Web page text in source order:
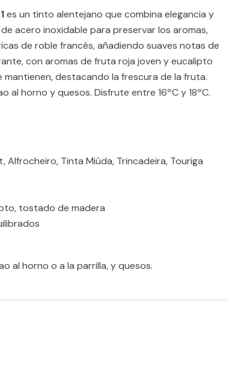
es un tinto alentejano que combina elegancia y
acero inoxidable para preservar los aromas,
de roble francés, añadiendo suaves notas de
con aromas de fruta roja joven y eucalipto
destacando la frescura de la fruta.
al horno y quesos. Disfrute entre 16ºC y 18ºC.
Alfrocheiro, Tinta Miúda, Trincadeira, Touriga
tostado de madera
al horno o a la parrilla, y quesos.